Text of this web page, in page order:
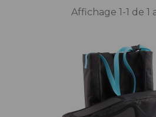
Affichage 1-1 de 1